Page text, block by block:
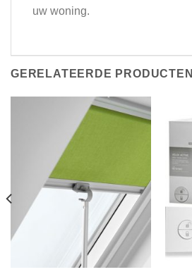
uw woning.
GERELATEERDE PRODUCTEN